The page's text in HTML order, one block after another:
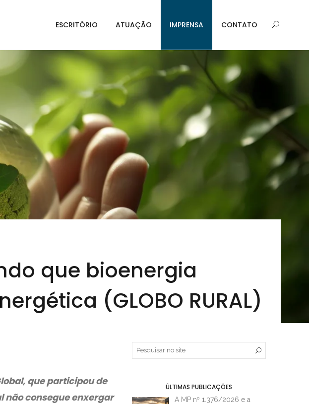
ESCRITÓRIO ATUAÇÃO IMPRENSA CONTATO
que bioenergia
(GLOBO RURAL)
que participou de
não consegue enxergar
ÚLTIMAS PUBLICAÇÕES
A MP nº 1.376/2026 e a